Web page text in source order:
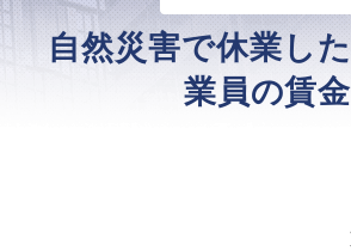
自然災害で休業し
業員の賃金